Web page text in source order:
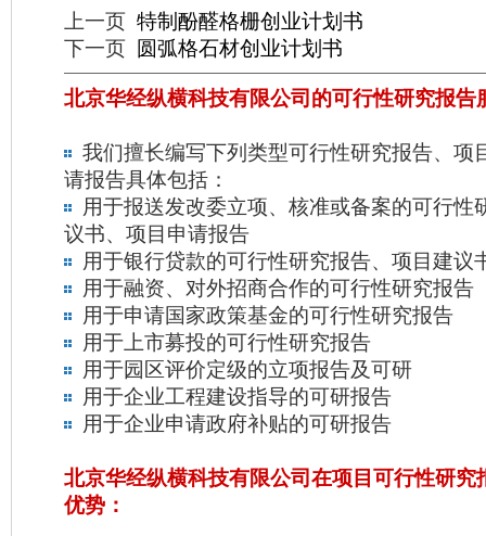
上一页特制酚醛格栅创业计划书
下一页
圆弧格石材创业计划书
北京华经纵横科技有限公司的可行性研究报告
我们擅长编写下列类型可行性研究报告、项
请报告具体包括：
用于报送发改委立项、核准或备案的可行性
议书、项目申请报告
用于银行贷款的可行性研究报告、项目建议
用于融资、对外招商合作的可行性研究报告
用于申请国家政策基金的可行性研究报告
用于上市募投的可行性研究报告
用于园区评价定级的立项报告及可研
用于企业工程建设指导的可研报告
用于企业申请政府补贴的可研报告
北京华经纵横科技有限公司在项目可行性研究
优势：